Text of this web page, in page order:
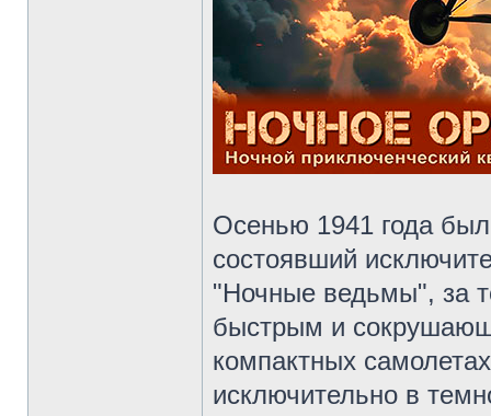
Осенью 1941 года
состоявший
"Ночные ведьмы", за
быстрым и
компактных
исключительно в